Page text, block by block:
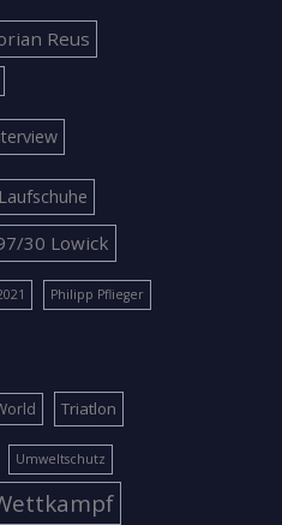
Reus
Laufschuhe
30 Lowick
Philipp Pflieger
Triatlon
Umweltschutz